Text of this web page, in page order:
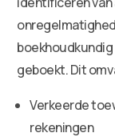
geboekt. Dit
Verkeerde
rekeningen